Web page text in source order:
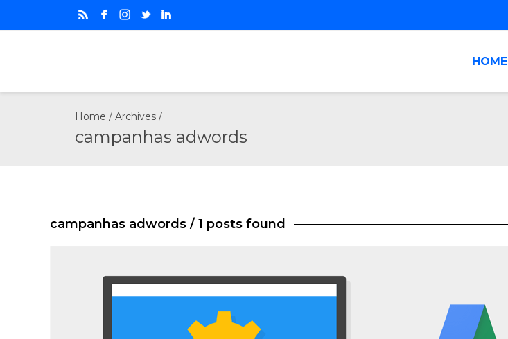
HOME
Home / Archives /
campanhas adwords
campanhas adwords / 1 posts found